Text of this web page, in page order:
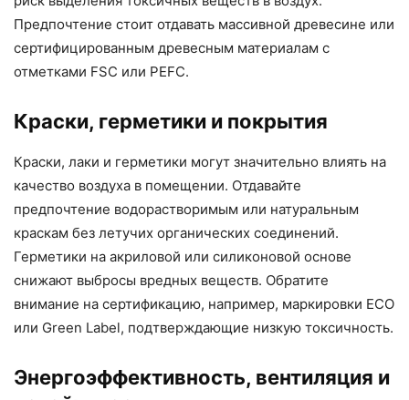
Предпочтение стоит отдавать массивной древесине или
сертифицированным древесным материалам с
отметками FSC или PEFC.
Краски, герметики и покрытия
Краски, лаки и герметики могут значительно влиять на
качество воздуха в помещении. Отдавайте
предпочтение водорастворимым или натуральным
краскам без летучих органических соединений.
Герметики на акриловой или силиконовой основе
снижают выбросы вредных веществ. Обратите
внимание на сертификацию, например, маркировки ECO
или Green Label, подтверждающие низкую токсичность.
Энергоэффективность, вентиляция и